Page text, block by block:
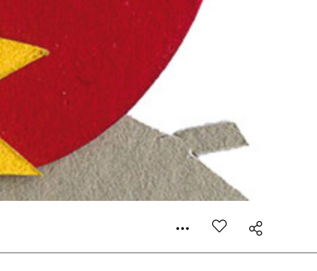
qu’il estime juste. Dans l’objectif de rendre
mêmes le coût de notre publication. Cette
selon vos moyens et vos motivations.